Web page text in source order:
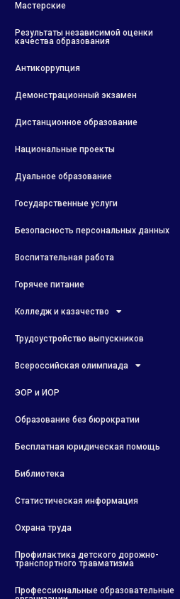
Мастерские
Результаты независимой оценки
качества образования
Антикоррупция
Демонстрационный экзамен
Дистанционное образование
Национальные проекты
Дуальное образование
Государственные услуги
Безопасность персональных данных
Воспитательная работа
Горячее питание
Колледж и казачество
Трудоустройство выпускников
Всероссийская олимпиада
ЭОР и ИОР
Образование без бюрократии
Бесплатная юридическая помощь
Библиотека
Статистическая информация
Охрана труда
Профилактика детского дорожно-
транспортного травматизма
Профессиональные образовательные